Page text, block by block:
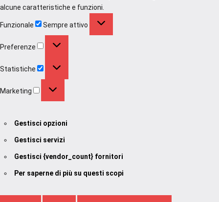
alcune caratteristiche e funzioni.
Funzionale Sempre attivo
Preferenze
Statistiche
Marketing
Gestisci opzioni
Gestisci servizi
Gestisci {vendor_count} fornitori
Per saperne di più su questi scopi